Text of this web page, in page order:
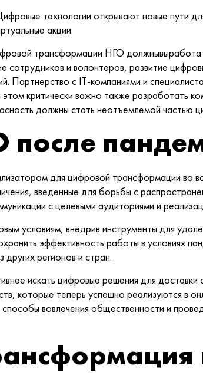
технологии открывают новые пути
акции.
трансформации НГО
сотрудников и волонтеров, развитие
Партнерство с IT-компаниями и
критически важно также разработать
должны стать неотъемлемой частью
после
для цифровой трансформации во
введенные для борьбы с
с целевыми аудиториями и
условиям, внедрив инструменты для
эффективность работы в условиях
других регионов и стран.
искать цифровые решения для доставки
которые теперь успешно реализуются в
вовлечения общественности и